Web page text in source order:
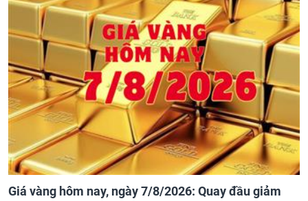
Giá vàng hôm nay, ngày 7/8/2026: Quay đầu giảm